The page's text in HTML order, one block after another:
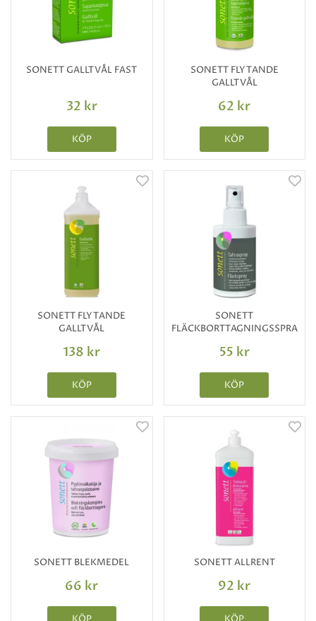
SONETT GALLTVÅL FAST
32 kr
KÖP
SONETT FLYTANDE
GALLTVÅL
62 kr
KÖP
SONETT FLYTANDE
GALLTVÅL
138 kr
KÖP
SONETT
FLÄCKBORTTAGNINGSSPRAY
55 kr
KÖP
SONETT BLEKMEDEL
66 kr
SONETT ALLRENT
92 kr